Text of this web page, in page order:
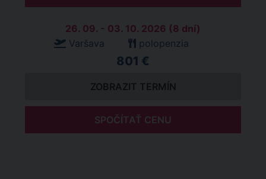
26. 09. - 03. 10. 2026 (8 dní)
Varšava
polopenzia
801 €
ZOBRAZIT TERMÍN
SPOČÍTAŤ CENU